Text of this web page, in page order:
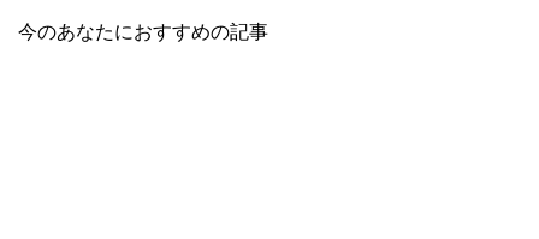
今のあなたにおすすめの記事